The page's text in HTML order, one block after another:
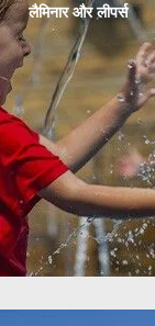
लैमिनार और लीपर्स